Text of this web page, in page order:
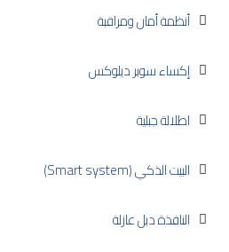
أنظمة أمان ومراقبة
إكساء سوبر ديلوكس
اطلالة جبلية
البيت الذكي (Smart system)
النافذة دبل عازلة